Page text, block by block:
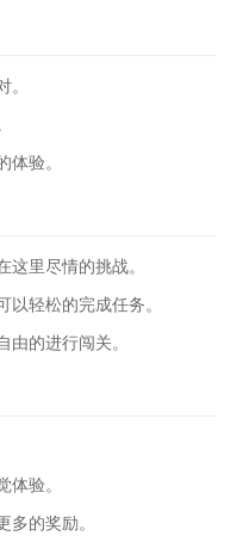
验。
里尽情的挑战。
轻松的完成任务。
的进行闯关。
验。
的奖励。